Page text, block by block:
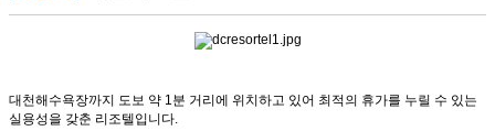
대천해수욕장까지 도보 약 1분 거리에 위치하고 있어 최적의 휴가를 누릴 수 있는
실용성을 갖춘 리조텔입니다.